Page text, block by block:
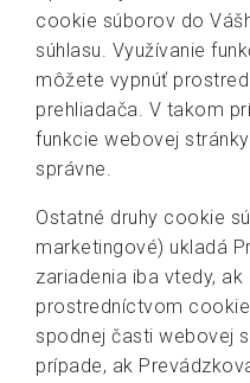
cookie súborov do
súhlasu. Využívanie
môžete vypnúť
prehliadača. V takom
funkcie webovej
správne.
Ostatné druhy cookie
marketingové) ukladá
zariadenia iba vtedy,
prostredníctvom
spodnej časti webovej
prípade, ak